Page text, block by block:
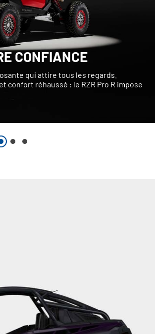
CONFIANCE
qui attire tous les regards.
réhaussé : le RZR Pro R impose